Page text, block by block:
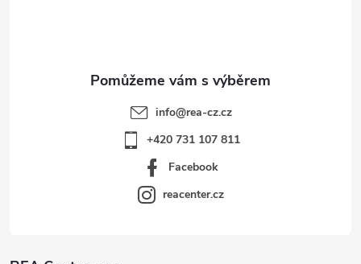
info@rea-cz.cz
+420 731 107 811
Facebook
reacenter.cz